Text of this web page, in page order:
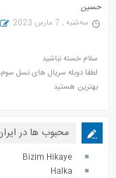
حسین
سه‌شنبه , 7 مارس 2023
سلام خسته نباشید
لطفا دوبله سریال های نسل
بهترین هستید
محبوب ها در